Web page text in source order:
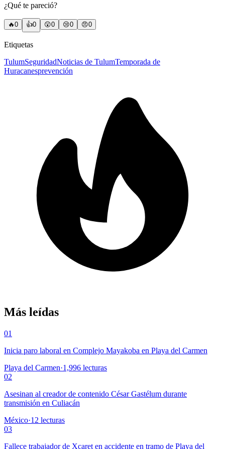
¿Qué te pareció?
🔥0 👍0 😲0 😢0 😠0
Etiquetas
TulumSeguridadNoticias de TulumTemporada de
Huracanesprevención
Más leídas
01
Inicia paro laboral en Complejo Mayakoba en Playa del Carmen
Playa del Carmen·1,996 lecturas
02
Asesinan al creador de contenido César Gastélum durante
transmisión en Culiacán
México·12 lecturas
03
Fallece trabajador de Xcaret en accidente en tramo de Playa del